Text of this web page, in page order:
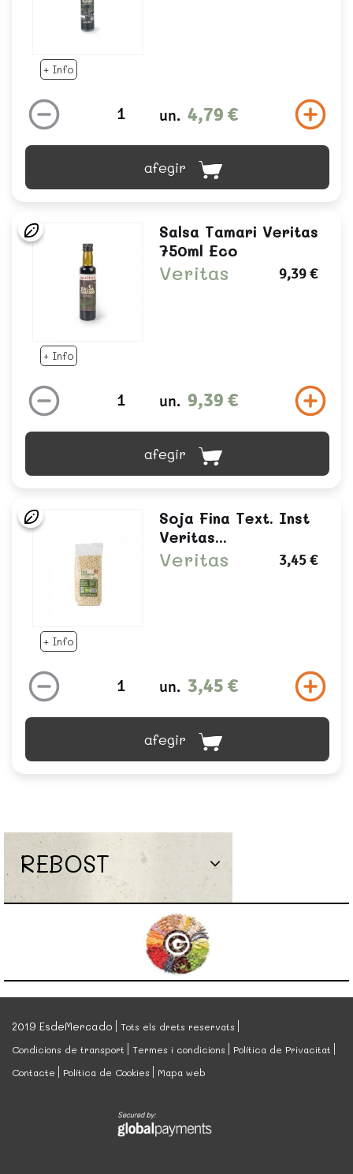
+ Info
un. 4,79 €
afegir
+ Info
Salsa Tamari Veritas
750ml Eco
Veritas 9,39 €
un. 9,39 €
afegir
+ Info
Soja Fina Text. Inst
Veritas...
Veritas 3,45 €
un. 3,45 €
afegir
REBOST
2019 EsdeMercado
Tots els drets reservats
Condicions de transport
Termes i condicions
Política de Privacitat
Contacte
Política de Cookies Mapa web